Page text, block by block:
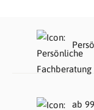
ab